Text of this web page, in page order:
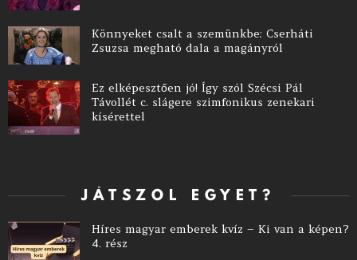
Könnyeket csalt a szemünkbe: Cserháti
Zsuzsa megható dala a magányról
Ez elképesztően jó! Így szól Szécsi Pál
Távollét c. slágere szimfonikus zenekari
kísérettel
JÁTSZOL EGYET?
Híres magyar emberek kvíz – Ki van a képen?
4. rész